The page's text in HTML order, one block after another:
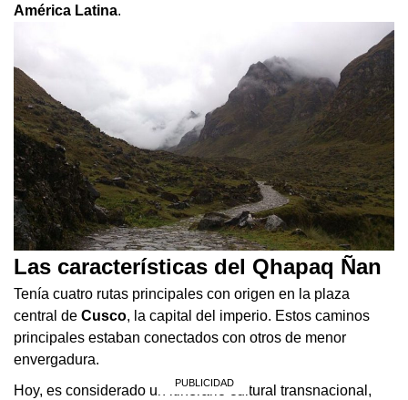
América Latina.
Las características del Qhapaq Ñan
Tenía cuatro rutas principales con origen en la plaza
central de Cusco, la capital del imperio. Estos caminos
principales estaban conectados con otros de menor
envergadura.
Hoy, es considerado un itinerario cultural transnacional,